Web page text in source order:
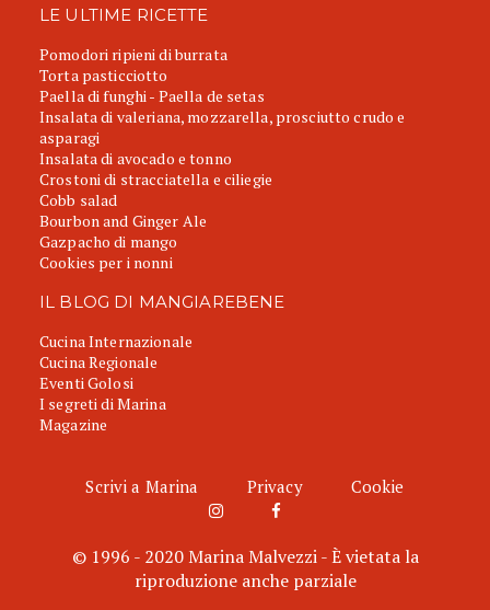
LE ULTIME RICETTE
Pomodori ripieni di burrata
Torta pasticciotto
Paella di funghi - Paella de setas
Insalata di valeriana, mozzarella, prosciutto crudo e
asparagi
Insalata di avocado e tonno
Crostoni di stracciatella e ciliegie
Cobb salad
Bourbon and Ginger Ale
Gazpacho di mango
Cookies per i nonni
IL BLOG DI MANGIAREBENE
Cucina Internazionale
Cucina Regionale
Eventi Golosi
I segreti di Marina
Magazine
Scrivi a Marina Privacy Cookie
© 1996 - 2020 Marina Malvezzi - È vietata la
riproduzione anche parziale